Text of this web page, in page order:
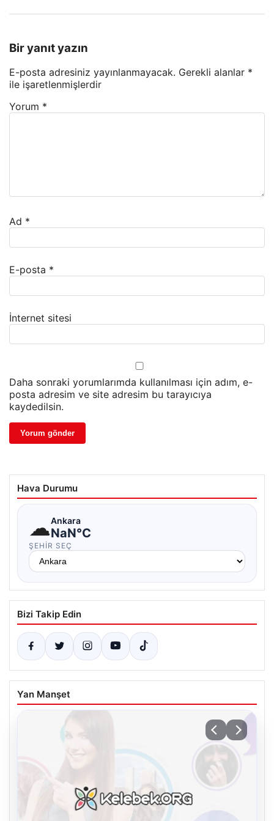
Bir yanıt yazın
E-posta adresiniz yayınlanmayacak. Gerekli alanlar *
ile işaretlenmişlerdir
Yorum *
Ad *
E-posta *
İnternet sitesi
Daha sonraki yorumlarımda kullanılması için adım, e-
posta adresim ve site adresim bu tarayıcıya
kaydedilsin.
Hava Durumu
☁Ankara
NaN°C
ŞEHIR SEÇ
Bizi Takip Edin
Yan Manşet